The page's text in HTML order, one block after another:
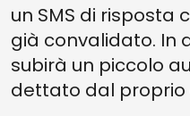
un SMS di risposta
già convalidato. In
subirà un piccolo
dettato dal proprio